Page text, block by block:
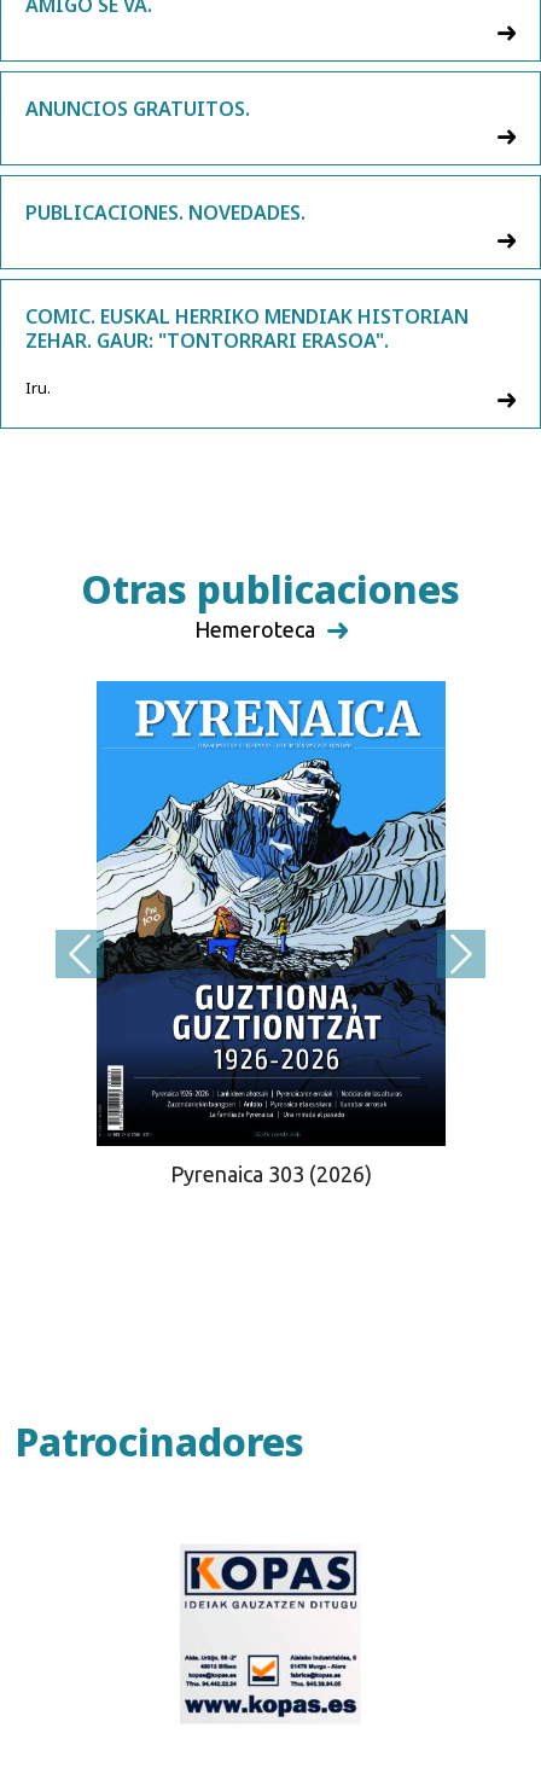
ANUNCIOS GRATUITOS.
PUBLICACIONES. NOVEDADES.
COMIC. EUSKAL HERRIKO MENDIAK HISTORIAN
ZEHAR. GAUR: "TONTORRARI ERASOA".
Iru.
Otras publicaciones
Hemeroteca
Pyrenaica 303 (2026)
Patrocinadores